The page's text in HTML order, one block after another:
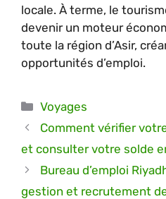
locale. À terme, le
devenir un moteur
toute la région d’Asir,
opportunités d’emploi.
Catégories
Voyages
Comment vérifier
et consulter votre solde
Bureau d’emploi
gestion et recrutement